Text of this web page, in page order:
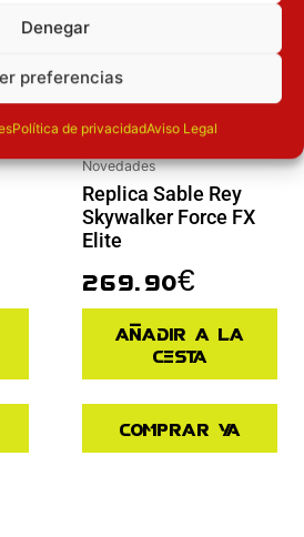
Denegar
preferencias
Política de privacidadAviso Legal
Novedades
Replica Sable Rey
Skywalker Force FX
Elite
269.90€
Añadir a la
cesta
Comprar ya